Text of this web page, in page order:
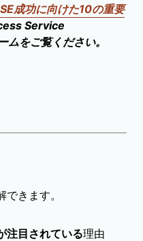
成功に向けた10の重要
Service
をご覧ください。
きます。
注目されている理由